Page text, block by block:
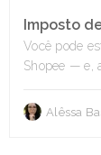
Imposto
Você pode
Shopee — e,
Alêssa